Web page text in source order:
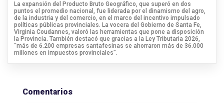
La expansión del Producto Bruto Geográfico, que superó en dos
puntos el promedio nacional, fue liderada por el dinamismo del agro,
de la industria y del comercio, en el marco del incentivo impulsado
políticas públicas provinciales. La vocera del Gobierno de Santa Fe,
Virginia Coudannes, valoró las herramientas que pone a disposición
la Provincia. También destacó que gracias a la Ley Tributaria 2026,
“más de 6.200 empresas santafesinas se ahorraron más de 36.000
millones en impuestos provinciales”.
Comentarios